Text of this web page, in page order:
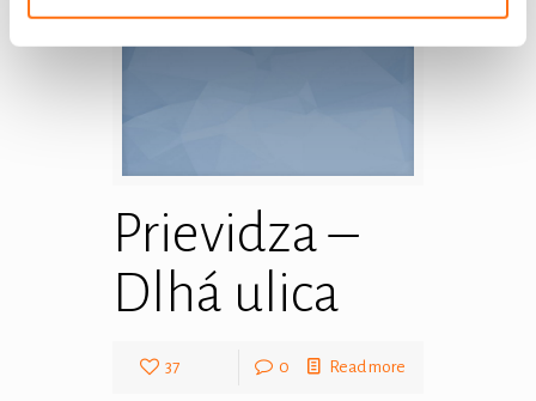
Prievidza –
Dlhá ulica
37 0 Read more